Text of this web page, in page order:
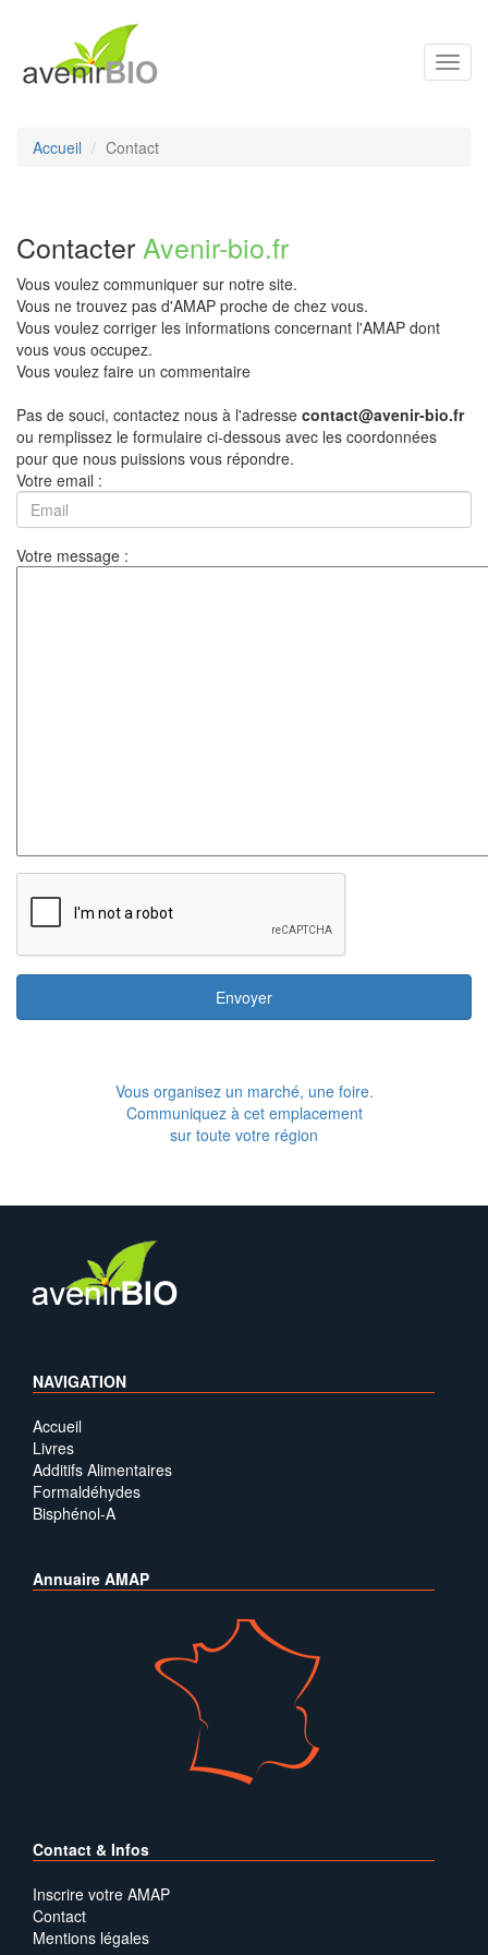
Accueil Contact
Contacter Avenir-bio.fr
Vous voulez communiquer sur notre site.
Vous ne trouvez pas d'AMAP proche de chez vous.
Vous voulez corriger les informations concernant l'AMAP dont
vous vous occupez.
Vous voulez faire un commentaire
Pas de souci, contactez nous à l'adresse contact@avenir-bio.fr
ou remplissez le formulaire ci-dessous avec les coordonnées
pour que nous puissions vous répondre.
Votre email :
Votre message :
Envoyer
Vous organisez un marché, une foire.
Communiquez à cet emplacement
sur toute votre région
NAVIGATION
Accueil
Livres
Additifs Alimentaires
Formaldéhydes
Bisphénol-A
Annuaire AMAP
Contact & Infos
Inscrire votre AMAP
Contact
Mentions légales